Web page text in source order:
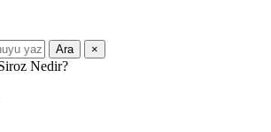
Ara ×
Nedir?